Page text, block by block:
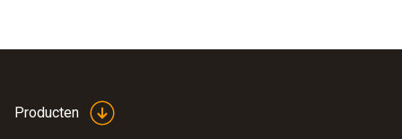
Producten